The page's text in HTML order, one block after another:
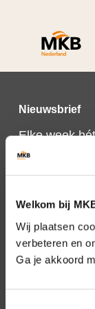
Welkom bij
Wij plaatsen
verbeteren en
Ga je akkoord
Nieuwsbrief
Elke week
Schrijf je nu
nieuwsbrief.
Schrijf je
Direct
Over ons